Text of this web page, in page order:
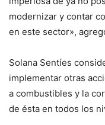
modernizar y contar
en este sector»,
Solana Sentíes
implementar otras
a combustibles y la
de ésta en todos los